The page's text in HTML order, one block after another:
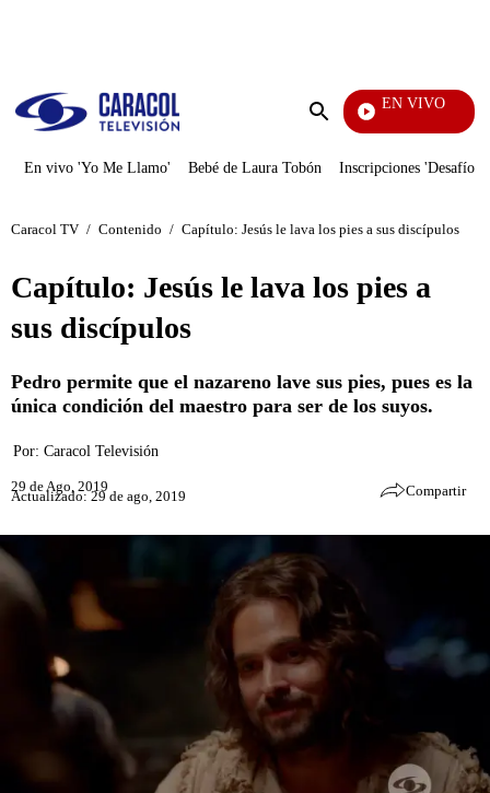
Enviar
EN VIVO
En vivo 'Yo Me Llamo' Bebé de Laura Tobón Inscripciones 'Desafío'
Caracol TV / Contenido / Capítulo: Jesús le lava los pies a sus discípulos
Capítulo: Jesús le lava los pies a
sus discípulos
Pedro permite que el nazareno lave sus pies, pues es la
única condición del maestro para ser de los suyos.
Por: Caracol Televisión
29 de Ago, 2019
Actualizado: 29 de ago, 2019 Compartir